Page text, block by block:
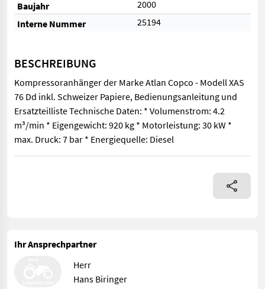
Baujahr
2000
Interne Nummer
25194
BESCHREIBUNG
Kompressoranhänger der Marke Atlan Copco - Modell XAS
76 Dd inkl. Schweizer Papiere, Bedienungsanleitung und
Ersatzteilliste Technische Daten: * Volumenstrom: 4.2
m³/min * Eigengewicht: 920 kg * Motorleistung: 30 kW *
max. Druck: 7 bar * Energiequelle: Diesel
Kompressoranhänger der Marke Atlan Copco - Modell XAS 76
Ihr Ansprechpartner
Herr
Hans Biringer